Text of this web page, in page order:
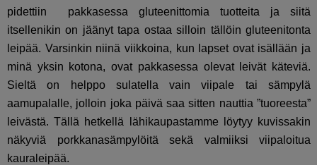
pidettiin pakkasessa gluteenittomia tuotteita ja siitä
itsellenikin on jäänyt tapa ostaa silloin tällöin gluteenitonta
leipää. Varsinkin niinä viikkoina, kun lapset ovat isällään ja
minä yksin kotona, ovat pakkasessa olevat leivät käteviä.
Sieltä on helppo sulatella vain viipale tai sämpylä
aamupalalle, jolloin joka päivä saa sitten nauttia ”tuoreesta”
leivästä. Tällä hetkellä lähikaupastamme löytyy kuvissakin
näkyviä porkkanasämpylöitä sekä valmiiksi viipaloitua
kauraleipää.